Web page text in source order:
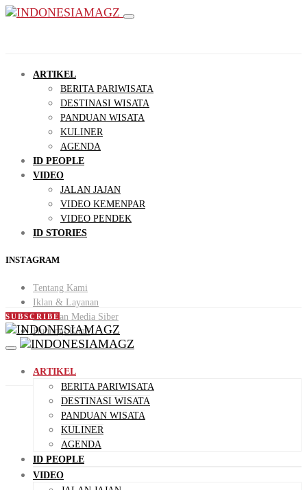
ARTIKEL
BERITA PARIWISATA
DESTINASI WISATA
PANDUAN WISATA
KULINER
AGENDA
ID PEOPLE
VIDEO
JALAN JAJAN
VIDEO KEMENPAR
VIDEO PENDEK
ID STORIES
INSTAGRAM
Tentang Kami
Iklan & Layanan
Pedoman Media Siber
Hubungi Kami
SUBSCRIBE
ARTIKEL
BERITA PARIWISATA
DESTINASI WISATA
PANDUAN WISATA
KULINER
AGENDA
ID PEOPLE
VIDEO